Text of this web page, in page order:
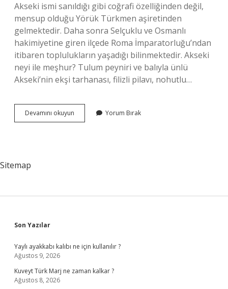
Akseki ismi sanıldığı gibi coğrafi özelliğinden değil,
mensup olduğu Yörük Türkmen aşiretinden
gelmektedir. Daha sonra Selçuklu ve Osmanlı
hakimiyetine giren ilçede Roma İmparatorluğu’ndan
itibaren toplulukların yaşadığı bilinmektedir. Akseki
neyi ile meşhur? Tulum peyniri ve balıyla ünlü
Akseki’nin ekşi tarhanası, filizli pilavı, nohutlu…
Devamını okuyun Aksekinin
Kaç
Yorum Bırak
Sitemap
Sidebar
Son Yazılar
Yaylı ayakkabı kalıbı ne için kullanılır ?
Ağustos 9, 2026
Kuveyt Türk Marj ne zaman kalkar ?
Ağustos 8, 2026